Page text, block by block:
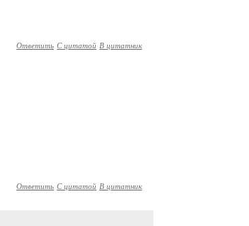
Ответить С цитатой В цитатник
Ответить С цитатой В цитатник